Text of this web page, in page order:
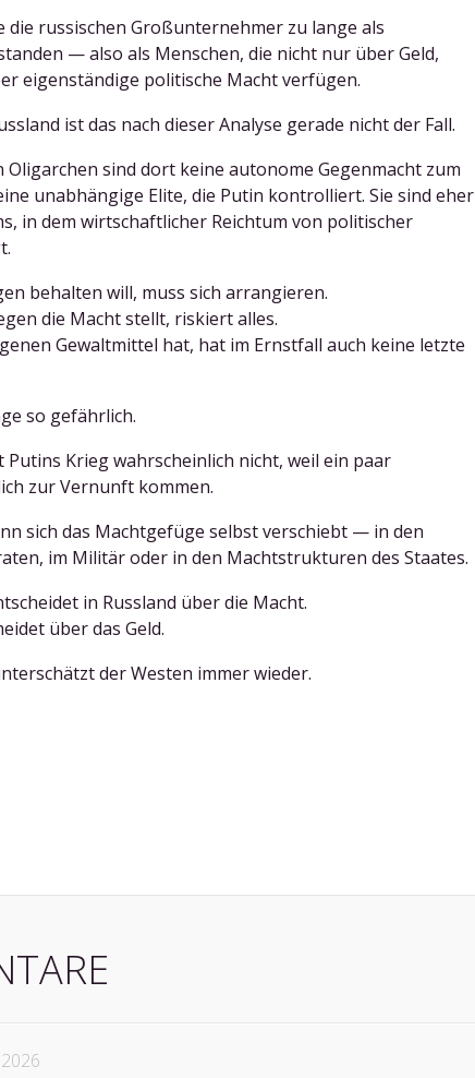
die russischen Großunternehmer zu lange als
— also als Menschen, die nicht nur über Geld,
eigenständige politische Macht verfügen.
ist das nach dieser Analyse gerade nicht der Fall.
Oligarchen sind dort keine autonome Gegenmacht zum
unabhängige Elite, die Putin kontrolliert. Sie sind eher
in dem wirtschaftlicher Reichtum von politischer
behalten will, muss sich arrangieren.
die Macht stellt, riskiert alles.
Gewaltmittel hat, hat im Ernstfall auch keine letzte
so gefährlich.
Putins Krieg wahrscheinlich nicht, weil ein paar
zur Vernunft kommen.
sich das Machtgefüge selbst verschiebt — in den
im Militär oder in den Machtstrukturen des Staates.
in Russland über die Macht.
über das Geld.
der Westen immer wieder.
2026